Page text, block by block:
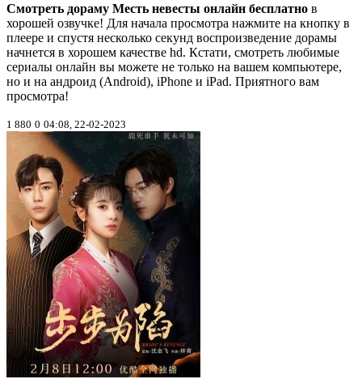
Смотреть дораму Месть невесты онлайн бесплатно в
хорошей озвучке! Для начала просмотра нажмите на кнопку в
плеере и спустя несколько секунд воспроизведение дорамы
начнется в хорошем качестве hd. Кстати, смотреть любимые
сериалы онлайн вы можете не только на вашем компьютере,
но и на андроид (Android), iPhone и iPad. Приятного вам
просмотра!
1 880 0 04:08, 22-02-2023